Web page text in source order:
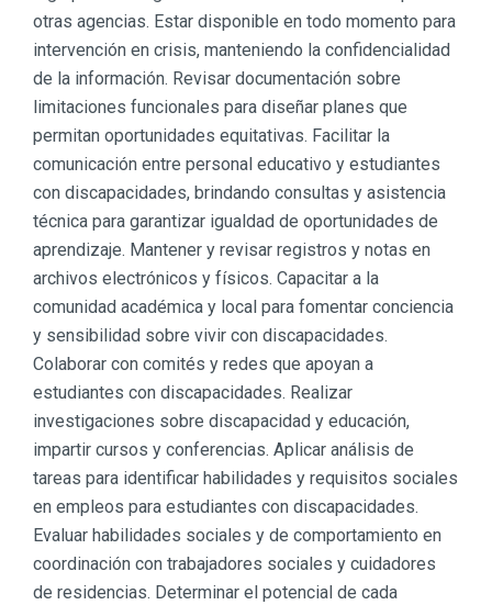
otras agencias. Estar disponible en todo momento para
intervención en crisis, manteniendo la confidencialidad
de la información. Revisar documentación sobre
limitaciones funcionales para diseñar planes que
permitan oportunidades equitativas. Facilitar la
comunicación entre personal educativo y estudiantes
con discapacidades, brindando consultas y asistencia
técnica para garantizar igualdad de oportunidades de
aprendizaje. Mantener y revisar registros y notas en
archivos electrónicos y físicos. Capacitar a la
comunidad académica y local para fomentar conciencia
y sensibilidad sobre vivir con discapacidades.
Colaborar con comités y redes que apoyan a
estudiantes con discapacidades. Realizar
investigaciones sobre discapacidad y educación,
impartir cursos y conferencias. Aplicar análisis de
tareas para identificar habilidades y requisitos sociales
en empleos para estudiantes con discapacidades.
Evaluar habilidades sociales y de comportamiento en
coordinación con trabajadores sociales y cuidadores
de residencias. Determinar el potencial de cada